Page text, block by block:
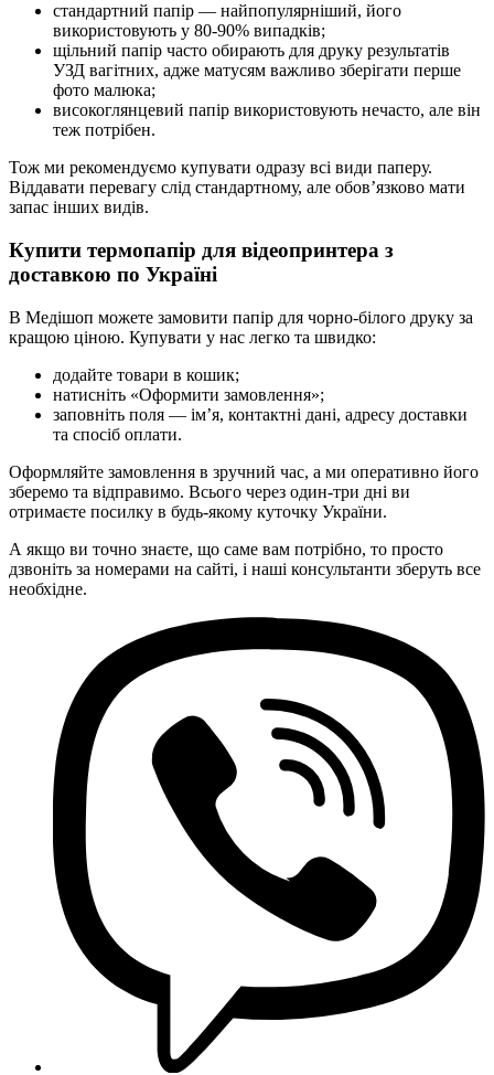
стандартний папір — найпопулярніший, його
використовують у 80-90% випадків;
щільний папір часто обирають для друку результатів
УЗД вагітних, адже матусям важливо зберігати перше
фото малюка;
високоглянцевий папір використовують нечасто, але він
теж потрібен.
Тож ми рекомендуємо купувати одразу всі види паперу.
Віддавати перевагу слід стандартному, але обов’язково мати
запас інших видів.
Купити термопапір для відеопринтера з
доставкою по Україні
В Медішоп можете замовити папір для чорно-білого друку за
кращою ціною. Купувати у нас легко та швидко:
додайте товари в кошик;
натисніть «Оформити замовлення»;
заповніть поля — ім’я, контактні дані, адресу доставки
та спосіб оплати.
Оформляйте замовлення в зручний час, а ми оперативно його
зберемо та відправимо. Всього через один-три дні ви
отримаєте посилку в будь-якому куточку України.
А якщо ви точно знаєте, що саме вам потрібно, то просто
дзвоніть за номерами на сайті, і наші консультанти зберуть все
необхідне.